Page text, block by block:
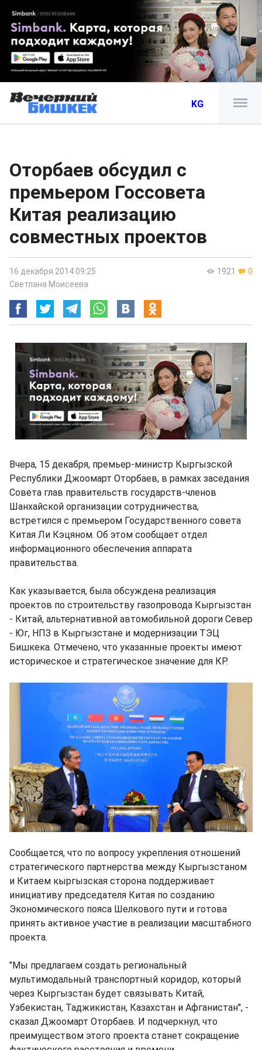
KG
Оторбаев обсудил с
премьером Госсовета
Китая реализацию
совместных проектов
1921 0
16 декабря 2014 09:25
Светлана Моисеева
Вчера, 15 декабря, премьер-министр Кыргызской
Республики Джоомарт Оторбаев, в рамках заседания
Совета глав правительств государств-членов
Шанхайской организации сотрудничества,
встретился с премьером Государственного совета
Китая Ли Кэцяном. Об этом сообщает отдел
информационного обеспечения аппарата
правительства.
Как указывается, была обсуждена реализация
проектов по строительству газопровода Кыргызстан
- Китай, альтернативной автомобильной дороги Север
- Юг, НПЗ в Кыргызстане и модернизации ТЭЦ
Бишкека. Отмечено, что указанные проекты имеют
историческое и стратегическое значение для КР.
Сообщается, что по вопросу укрепления отношений
стратегического партнерства между Кыргызстаном
и Китаем кыргызская сторона поддерживает
инициативу председателя Китая по созданию
Экономического пояса Шелкового пути и готова
принять активное участие в реализации масштабного
проекта.
"Мы предлагаем создать региональный
мультимодальный транспортный коридор, который
через Кыргызстан будет связывать Китай,
Узбекистан, Таджикистан, Казахстан и Афганистан", -
сказал Джоомарт Оторбаев. И подчеркнул, что
преимуществом этого проекта станет сокращение